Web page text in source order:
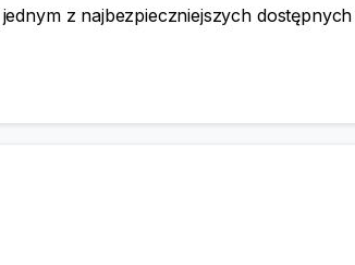
z najbezpieczniejszych